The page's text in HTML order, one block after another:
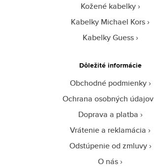
Kožené kabelky
Kabelky Michael Kors
Kabelky Guess
Dôležité informácie
Obchodné podmienky
Ochrana osobných údajov
Doprava a platba
Vrátenie a reklamácia
Odstúpenie od zmluvy
O nás